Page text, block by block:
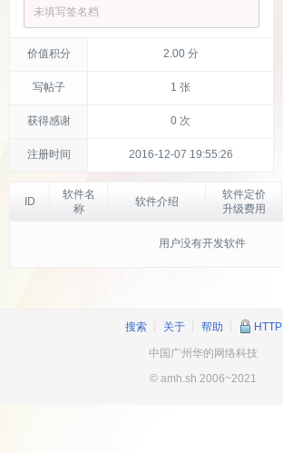
未填写签名档
价值积分 2.00 分
写帖子 1 张
获得感谢 0 次
注册时间 2016-12-07 19:55:26
ID
软件名
称
软件介绍
软件定价
升级费用
用户没有开发软件
搜索┊ 关于┊ 帮助 HTTP
中国广州华的网络科技
© amh.sh 2006~2021